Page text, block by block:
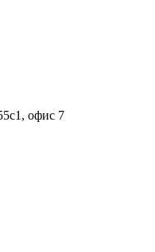
офис 7